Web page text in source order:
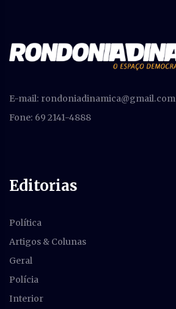
E-mail: rondoniadinamica@gmail.com
Fone: 69 2141-4888
Editorias
Política
Artigos & Colunas
Geral
Polícia
Interior